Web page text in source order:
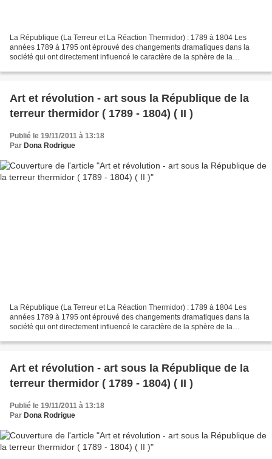
La République (La Terreur et La Réaction Thermidor) : 1789 à 1804 Les
années 1789 à 1795 ont éprouvé des changements dramatiques dans la
société qui ont directement influencé le caractère de la sphère de la
Art et révolution - art sous la République de la
terreur thermidor ( 1789 - 1804) ( II )
Publié le 19/11/2011 à 13:18
Par Dona Rodrigue
La République (La Terreur et La Réaction Thermidor) : 1789 à 1804 Les
années 1789 à 1795 ont éprouvé des changements dramatiques dans la
société qui ont directement influencé le caractère de la sphère de la
Art et révolution - art sous la République de la
terreur thermidor ( 1789 - 1804) ( II )
Publié le 19/11/2011 à 13:18
Par Dona Rodrigue